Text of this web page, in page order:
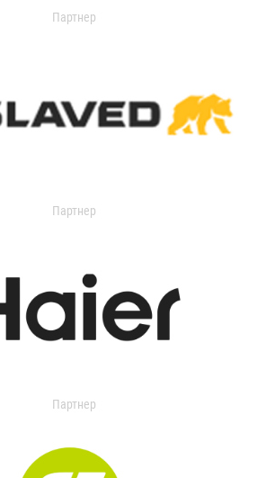
Партнер
Партнер
Партнер